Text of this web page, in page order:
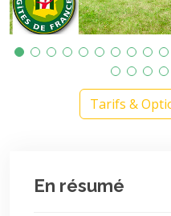
Tarifs &
En résumé